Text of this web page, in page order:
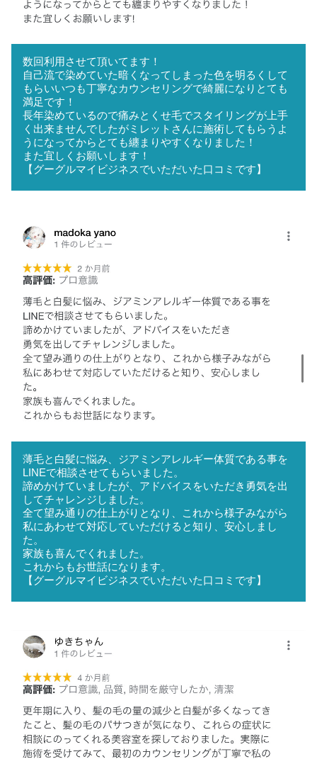
数回利用させて頂いてます！
自己流で染めていた暗くなってしまった色を明るくして
もらいいつも丁寧なカウンセリングで綺麗になりとても
満足です！
長年染めているので痛みとくせ毛でスタイリングが上手
く出来ませんでしたがミレットさんに施術してもらうよ
うになってからとても纏まりやすくなりました！
また宜しくお願いします！
【グーグルマイビジネスでいただいた口コミです】
薄毛と白髪に悩み、ジアミンアレルギー体質である事を
LINEで相談させてもらいました。
諦めかけていましたが、アドバイスをいただき勇気を出
してチャレンジしました。
全て望み通りの仕上がりとなり、これから様子みながら
私にあわせて対応していただけると知り、安心しまし
た。
家族も喜んでくれました。
これからもお世話になります。
【グーグルマイビジネスでいただいた口コミです】